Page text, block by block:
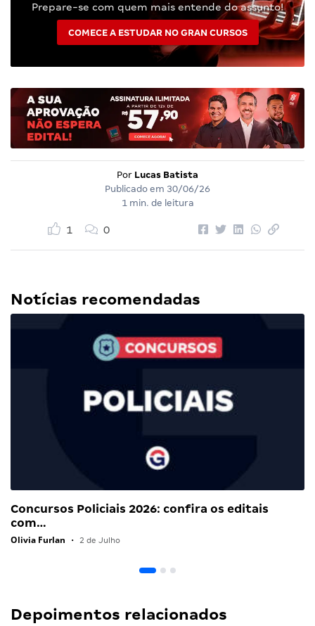
Prepare-se com quem mais entende do assunto!
COMECE A ESTUDAR NO GRAN CURSOS
Por Lucas Batista
Publicado em 30/06/26
1 min. de leitura
1 0
Notícias recomendadas
Concursos Policiais 2026: confira os editais
com…
Olivia Furlan • 2 de Julho
Depoimentos relacionados